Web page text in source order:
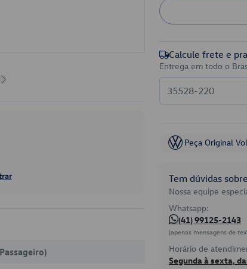
Calcule frete e
Entrega em todo o
Peça Original
Tem dúvidas
Nossa equipe
Whatsapp:
(41) 99125-2143
(apenas mensagens de
Horário de
Segunda à sexta,